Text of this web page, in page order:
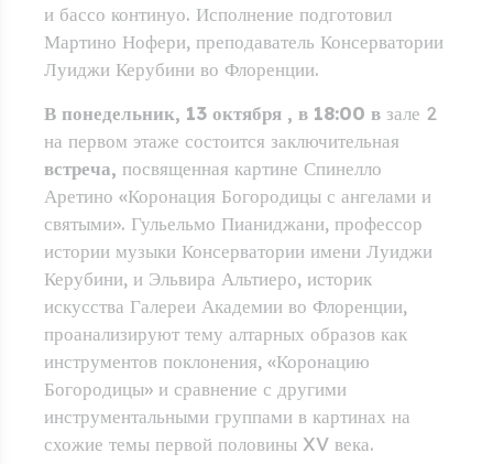
и бассо континуо. Исполнение подготовил
Мартино Нофери, преподаватель Консерватории
Луиджи Керубини во Флоренции.
В понедельник, 13 октября , в 18:00 в зале 2
на первом этаже состоится заключительная
встреча, посвященная картине Спинелло
Аретино «Коронация Богородицы с ангелами и
святыми». Гульельмо Пианиджани, профессор
истории музыки Консерватории имени Луиджи
Керубини, и Эльвира Альтиеро, историк
искусства Галереи Академии во Флоренции,
проанализируют тему алтарных образов как
инструментов поклонения, «Коронацию
Богородицы» и сравнение с другими
инструментальными группами в картинах на
схожие темы первой половины XV века.